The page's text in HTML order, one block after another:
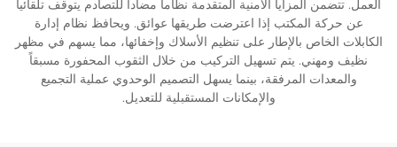
العمل. تتضمن المزايا الأمنية المتقدمة نظاماً مضاداً للتصادم يتوقف تلقائياً
عن حركة المكتب إذا اعترضت طريقها عوائق. ويحافظ نظام إدارة
الكابلات الخاص بالإطار على تنظيم الأسلاك وإخفائها، مما يسهم في مظهر
نظيف ومهني. يتم تسهيل التركيب من خلال الثقوب المحفورة مسبقاً
والمعدات المرفقة، بينما يسهل التصميم الوحدوي عملية التجميع
والإمكانات المستقبلية للتعديل.